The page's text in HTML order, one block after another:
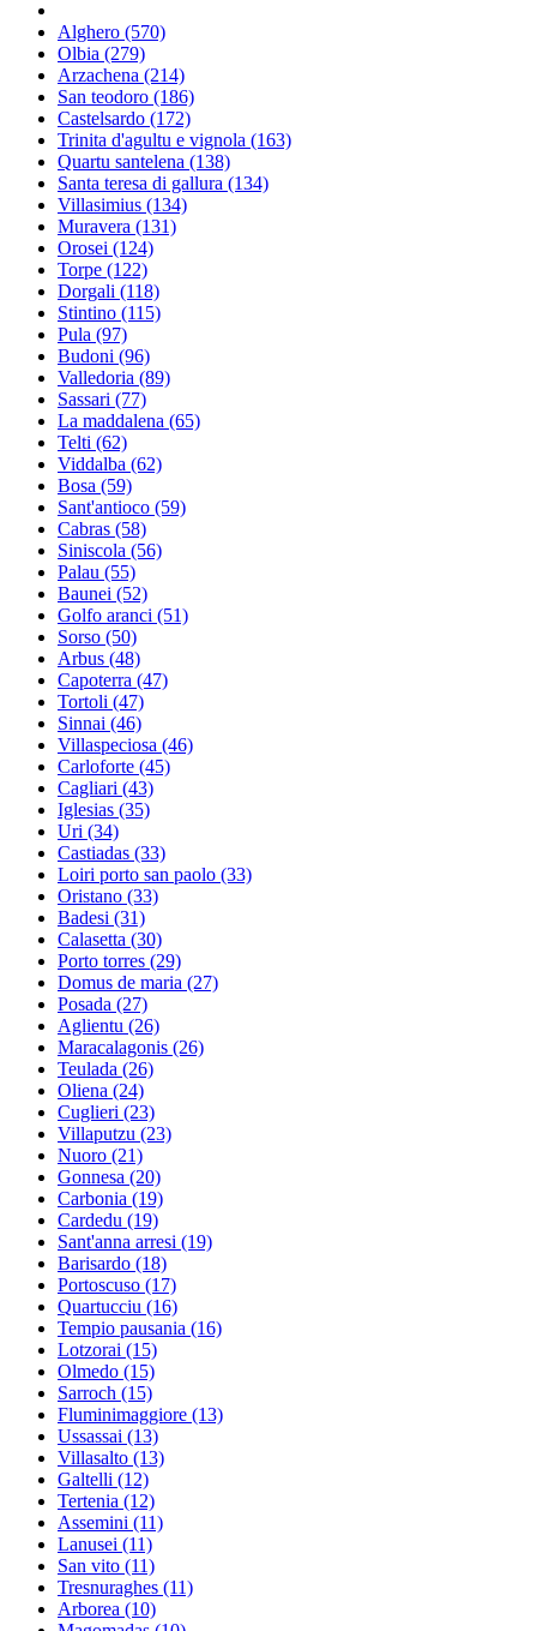
Alghero (570)
Olbia (279)
Arzachena (214)
San teodoro (186)
Castelsardo (172)
Trinita d'agultu e vignola (163)
Quartu santelena (138)
Santa teresa di gallura (134)
Villasimius (134)
Muravera (131)
Orosei (124)
Torpe (122)
Dorgali (118)
Stintino (115)
Pula (97)
Budoni (96)
Valledoria (89)
Sassari (77)
La maddalena (65)
Telti (62)
Viddalba (62)
Bosa (59)
Sant'antioco (59)
Cabras (58)
Siniscola (56)
Palau (55)
Baunei (52)
Golfo aranci (51)
Sorso (50)
Arbus (48)
Capoterra (47)
Tortoli (47)
Sinnai (46)
Villaspeciosa (46)
Carloforte (45)
Cagliari (43)
Iglesias (35)
Uri (34)
Castiadas (33)
Loiri porto san paolo (33)
Oristano (33)
Badesi (31)
Calasetta (30)
Porto torres (29)
Domus de maria (27)
Posada (27)
Aglientu (26)
Maracalagonis (26)
Teulada (26)
Oliena (24)
Cuglieri (23)
Villaputzu (23)
Nuoro (21)
Gonnesa (20)
Carbonia (19)
Cardedu (19)
Sant'anna arresi (19)
Barisardo (18)
Portoscuso (17)
Quartucciu (16)
Tempio pausania (16)
Lotzorai (15)
Olmedo (15)
Sarroch (15)
Fluminimaggiore (13)
Ussassai (13)
Villasalto (13)
Galtelli (12)
Tertenia (12)
Assemini (11)
Lanusei (11)
San vito (11)
Tresnuraghes (11)
Arborea (10)